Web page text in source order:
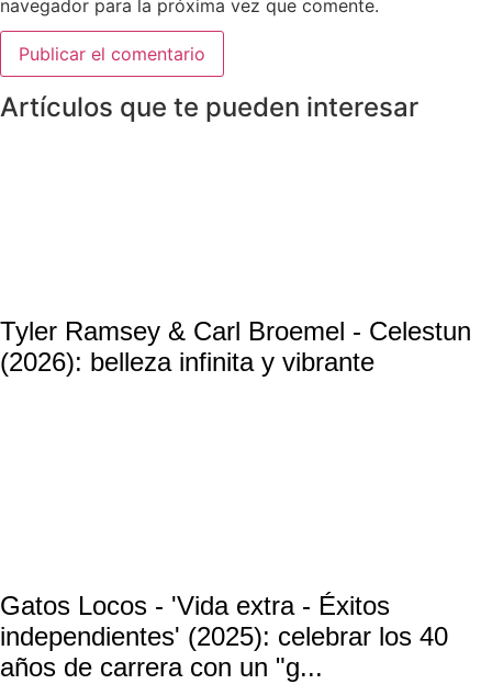
navegador para la próxima vez que comente.
Artículos que te pueden interesar
Tyler Ramsey & Carl Broemel - Celestun
(2026): belleza infinita y vibrante
Gatos Locos - 'Vida extra - Éxitos
independientes' (2025): celebrar los 40
años de carrera con un "g...